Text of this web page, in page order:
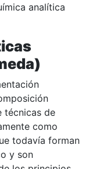
analítica
técnicas de
como
todavía forman
y son